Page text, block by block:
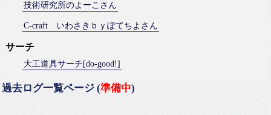
技術研究所のよーこさん
C-craft いわさきｂｙぽてちよさん
サーチ
大工道具サーチ[do-good!]
過去ログ一覧ページ (準備中)